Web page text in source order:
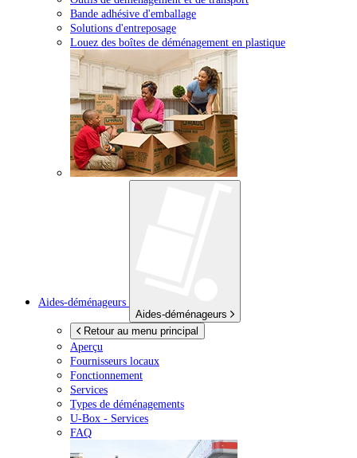
Bande adhésive d'emballage
Solutions d'entreposage
Louez des boîtes de déménagement en plastique
Aides-déménageurs
Aides-déménageurs
Retour au menu principal
Aperçu
Fournisseurs locaux
Fonctionnement
Services
Types de déménagements
U-Box - Services
FAQ